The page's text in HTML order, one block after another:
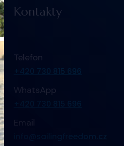
Kontakty
Telefon
+420 730 815 696
WhatsApp
+420 730 815 696
Email
info@sailingfreedom.cz